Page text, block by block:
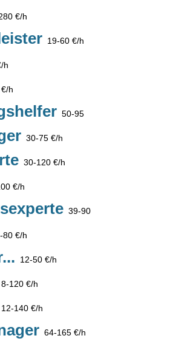
€/h
19-60 €/h
h
h
50-95
30-75 €/h
30-120 €/h
€/h
39-90
80 €/h
12-50 €/h
8-120 €/h
12-140 €/h
64-165 €/h